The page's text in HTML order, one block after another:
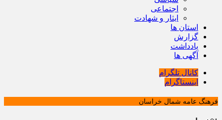
اجتماعی
ایثار و شهادت
استان ها
گزارش
یادداشت
آگهی ها
کانال تلگرام
اینستاگرام
فرهنگ عامه شمال خراسان